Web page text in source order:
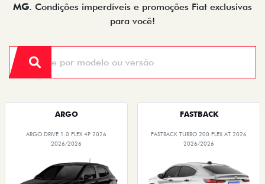
MG. Condições imperdíveis e promoções Fiat exclusivas
para você!
ARGO
ARGO DRIVE 1.0 FLEX 4P 2026
2026/2026
FASTBACK
FASTBACK TURBO 200 FLEX AT 2026
2026/2026